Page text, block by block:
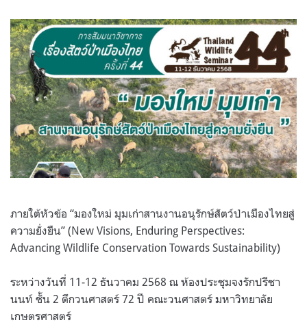
ภายใต้หัวข้อ “มองใหม่ มุมเก่าสานงานอนุรักษ์สัตว์ป่าเมืองไทยสู่
ความยั่งยืน” (New Visions, Enduring Perspectives:
Advancing Wildlife Conservation Towards Sustainability)
ระหว่างวันที่ 11-12 ธันวาคม 2568 ณ ห้องประชุมจงรักปรีชา
นนท์ ชั้น 2 ตึกวนศาสตร์ 72 ปี คณะวนศาสตร์ มหาวิทยาลัย
เกษตรศาสตร์